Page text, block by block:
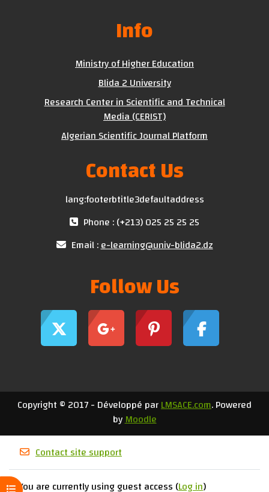
Open course index
Info
Ministry of Higher Education
Blida 2 University
Research Center in Scientific and Technical
Media (CERIST)
Algerian Scientific Journal Platform
Contact Us
lang:footerbtitle3defaultaddress
Phone : (+213) 025 25 25 25
Email :e-learning@univ-blida2.dz
Follow Us
Copyright © 2017 - Développé parLMSACE.com. Powered
byMoodle
Contact site support
You are currently using guest access (Log in)